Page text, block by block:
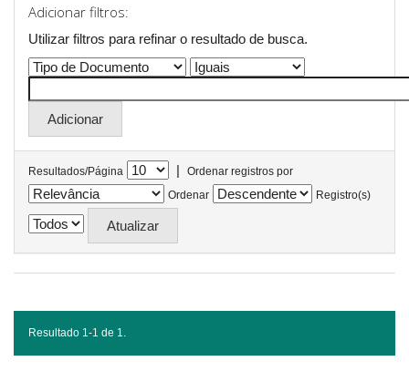
Adicionar filtros:
Utilizar filtros para refinar o resultado de busca.
Resultados/Página |
Ordenar registros por
Ordenar
Registro(s)
Resultado 1-1 de 1.